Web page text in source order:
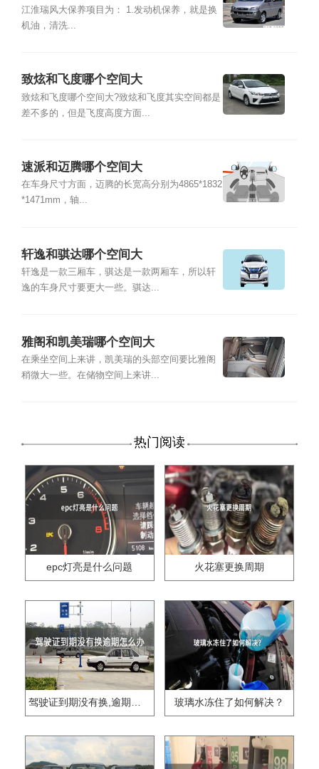
少钱
江淮瑞风大保养项目为： 1.发动机保养，就是换
机油，清洗...
致炫和飞度哪个空间大
致炫和飞度哪个空间大?致炫和飞度其实空间都是
差不多的，但是飞度高度方面...
速派和迈腾哪个空间大
在车身尺寸方面，迈腾的长宽高分别为4865*1832
*1471mm，轴...
轩逸和骐达哪个空间大
轩逸是一款三厢车，骐达是一款两厢车，所以轩
逸的车身尺寸要更大一些。骐达...
雅阁和凯美瑞哪个空间大
在乘坐空间上来讲，凯美瑞的头部空间要比雅阁
稍微大一些。在储物空间上来讲...
热门阅读
epc灯亮是什么问题 火花塞更换周期
驾驶证到期没有换,逾期怎么办?? 玻璃水冻住了如何解决？